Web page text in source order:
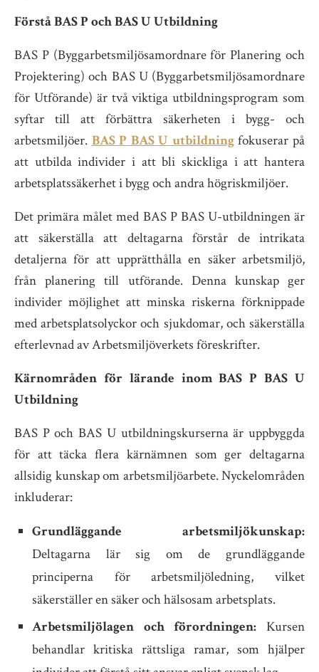
Förstå BAS P och BAS U Utbildning
BAS P (Byggarbetsmiljösamordnare för Planering och
Projektering) och BAS U (Byggarbetsmiljösamordnare
för Utförande) är två viktiga utbildningsprogram som
syftar till att förbättra säkerheten i bygg- och
arbetsmiljöer.BAS P BAS U utbildningfokuserar på
att utbilda individer i att bli skickliga i att hantera
arbetsplatssäkerhet i bygg och andra högriskmiljöer.
Det primära målet med BAS P BAS U-utbildningen är
att säkerställa att deltagarna förstår de intrikata
detaljerna för att upprätthålla en säker arbetsmiljö,
från planering till utförande. Denna kunskap ger
individer möjlighet att minska riskerna förknippade
med arbetsplatsolyckor och sjukdomar, och säkerställa
efterlevnad av Arbetsmiljöverkets föreskrifter.
Kärnområden för lärande inom BAS P BAS U
Utbildning
BAS P och BAS U utbildningskurserna är uppbyggda
för att täcka flera kärnämnen som ger deltagarna
allsidig kunskap om arbetsmiljöarbete. Nyckelområden
inkluderar:
Grundläggande arbetsmiljökunskap:
Deltagarna lär sig om de grundläggande
principerna för arbetsmiljöledning, vilket
säkerställer en säker och hälsosam arbetsplats.
Arbetsmiljölagen och förordningen: Kursen
behandlar kritiska rättsliga ramar, som hjälper